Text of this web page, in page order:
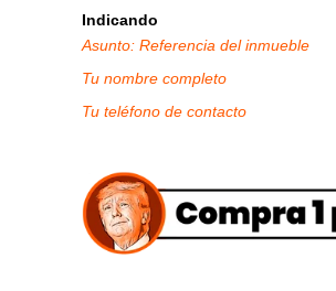
Indicando
Asunto: Referencia del inmueble
Tu nombre completo
Tu teléfono de contacto